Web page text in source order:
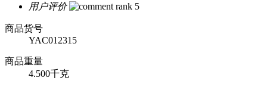
用户评价
商品货号
YAC012315
商品重量
4.500千克